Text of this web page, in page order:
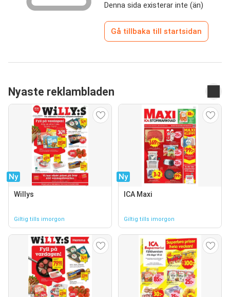
Denna sida existerar inte (än)
Gå tillbaka till startsidan
Nyaste reklambladen
Ny
Willys
Giltig tills imorgon
Ny
ICA Maxi
Giltig tills imorgon